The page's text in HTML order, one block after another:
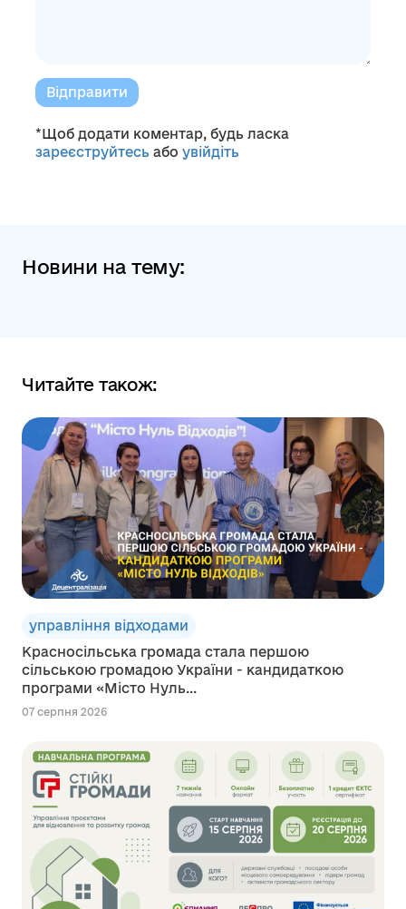
Відправити
*Щоб додати коментар, будь ласка
зареєструйтесь або увійдіть
Новини на тему:
Читайте також:
управління відходами
Красносільська громада стала першою
сільською громадою України - кандидаткою
програми «Місто Нуль...
07 серпня 2026